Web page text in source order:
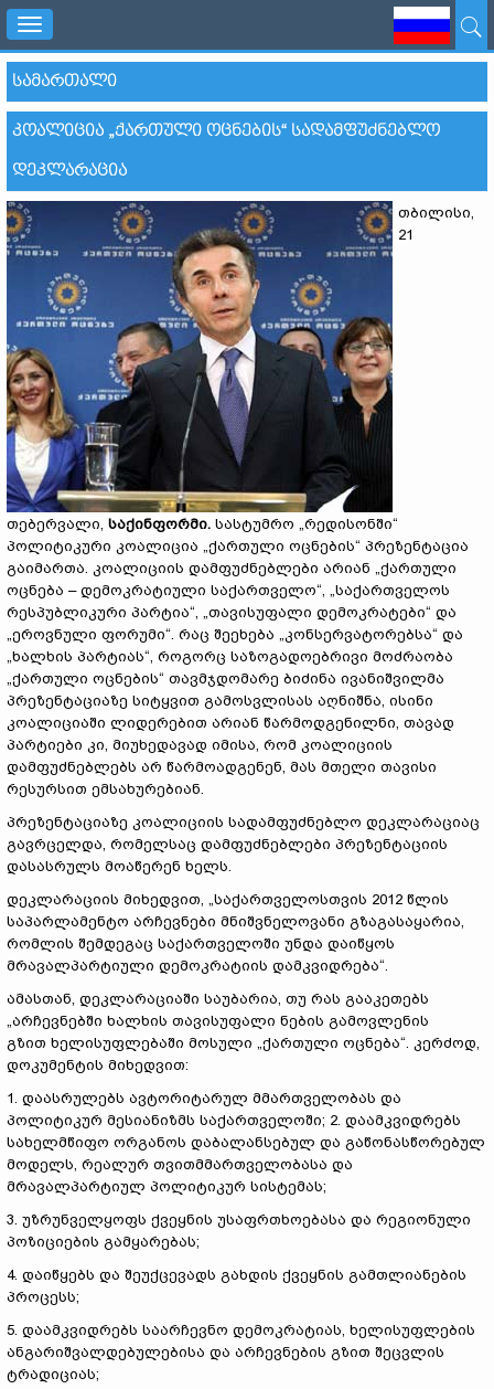
Toggle
navigation
ᲡᲐᲛᲐᲠᲗᲐᲚᲘ
ᲙᲝᲐᲚᲘᲪᲘᲐ „ᲥᲐᲠᲗᲣᲚᲘ ᲝᲪᲜᲔᲑᲘᲡ“ ᲡᲐᲓᲐᲛᲤᲣᲫᲜᲔᲑᲚᲝ
ᲓᲔᲙᲚᲐᲠᲐᲪᲘᲐ
თბილისი,
21
თებერვალი, საქინფორმი. სასტუმრო „რედისონში“
პოლიტიკური კოალიცია „ქართული ოცნების“ პრეზენტაცია
გაიმართა. კოალიციის დამფუძნებლები არიან „ქართული
ოცნება – დემოკრატიული საქართველო“, „საქართველოს
რესპუბლიკური პარტია“, „თავისუფალი დემოკრატები“ და
„ეროვნული ფორუმი“. რაც შეეხება „კონსერვატორებსა“ და
„ხალხის პარტიას“, როგორც საზოგადოებრივი მოძრაობა
„ქართული ოცნების“ თავმჯდომარე ბიძინა ივანიშვილმა
პრეზენტაციაზე სიტყვით გამოსვლისას აღნიშნა, ისინი
კოალიციაში ლიდერებით არიან წარმოდგენილნი, თავად
პარტიები კი, მიუხედავად იმისა, რომ კოალიციის
დამფუძნებლებს არ წარმოადგენენ, მას მთელი თავისი
რესურსით ემსახურებიან.
პრეზენტაციაზე კოალიციის სადამფუძნებლო დეკლარაციაც
გავრცელდა, რომელსაც დამფუძნებლები პრეზენტაციის
დასასრულს მოაწერენ ხელს.
დეკლარაციის მიხედვით, „საქართველოსთვის 2012 წლის
საპარლამენტო არჩევნები მნიშვნელოვანი გზაგასაყარია,
რომლის შემდეგაც საქართველოში უნდა დაიწყოს
მრავალპარტიული დემოკრატიის დამკვიდრება“.
ამასთან, დეკლარაციაში საუბარია, თუ რას გააკეთებს
„არჩევნებში ხალხის თავისუფალი ნების გამოვლენის
გზით ხელისუფლებაში მოსული „ქართული ოცნება“. კერძოდ,
დოკუმენტის მიხედვით:
1. დაასრულებს ავტორიტარულ მმართველობას და
პოლიტიკურ მესიანიზმს საქართველოში; 2. დაამკვიდრებს
სახელმწიფო ორგანოს დაბალანსებულ და გაწონასწორებულ
მოდელს, რეალურ თვითმმართველობასა და
მრავალპარტიულ პოლიტიკურ სისტემას;
3. უზრუნველყოფს ქვეყნის უსაფრთხოებასა და რეგიონული
პოზიციების გამყარებას;
4. დაიწყებს და შეუქცევადს გახდის ქვეყნის გამთლიანების
პროცესს;
5. დაამკვიდრებს საარჩევნო დემოკრატიას, ხელისუფლების
ანგარიშვალდებულებისა და არჩევნების გზით შეცვლის
ტრადიციას;